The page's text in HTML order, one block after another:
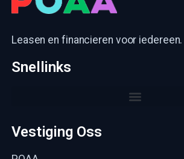
Leasen en financieren voor
Snellinks
Vestiging Oss